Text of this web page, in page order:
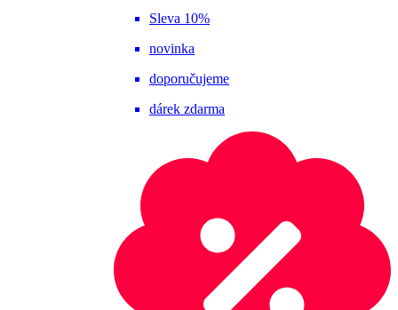
Sleva 10%
novinka
doporučujeme
dárek zdarma